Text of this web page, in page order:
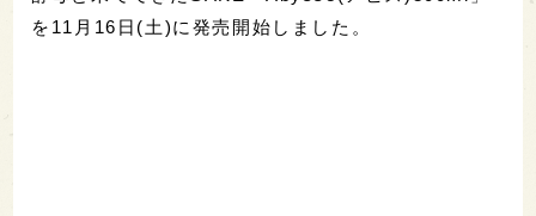
を11月16日(土)に発売開始しました。